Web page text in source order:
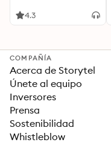
Ideas Revolucionarias
4.3
COMPAÑÍA
Acerca de Storytel
Únete al equipo
Inversores
Prensa
Sostenibilidad
Whistleblow